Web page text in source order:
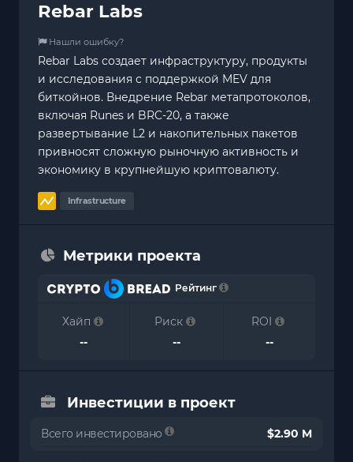
Rebar Labs
Нашли ошибку?
Rebar Labs создает инфраструктуру, продукты
и исследования с поддержкой MEV для
биткойнов. Внедрение Rebar метапротоколов,
включая Runes и BRC-20, а также
развертывание L2 и накопительных пакетов
привносят сложную рыночную активность и
экономику в крупнейшую криптовалюту.
Infrastructure
Метрики проекта
Рейтинг
Хайп
--
Риск
--
ROI
--
Инвестиции в проект
Всего инвестировано $2.90 M